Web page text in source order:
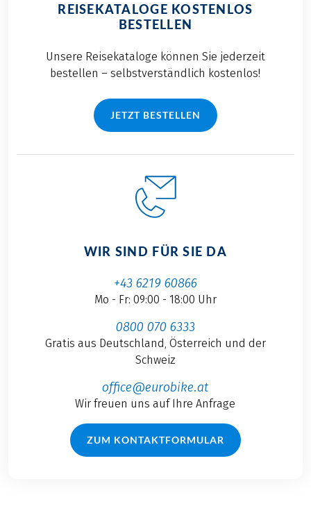
REISEKATALOGE KOSTENLOS
BESTELLEN
Unsere Reisekataloge können Sie jederzeit
bestellen – selbstverständlich kostenlos!
JETZT BESTELLEN
WIR SIND FÜR SIE DA
+43 6219 60866
Mo - Fr: 09:00 - 18:00 Uhr
0800 070 6333
Gratis aus Deutschland, Österreich und der
Schweiz
office@eurobike.at
Wir freuen uns auf Ihre Anfrage
ZUM KONTAKTFORMULAR